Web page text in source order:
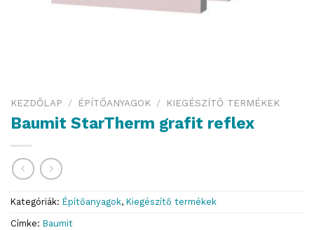
KEZDŐLAP / ÉPÍTŐANYAGOK / KIEGÉSZÍTŐ TERMÉKEK
Baumit StarTherm grafit reflex
Kategóriák: Építőanyagok, Kiegészítő termékek
Címke: Baumit